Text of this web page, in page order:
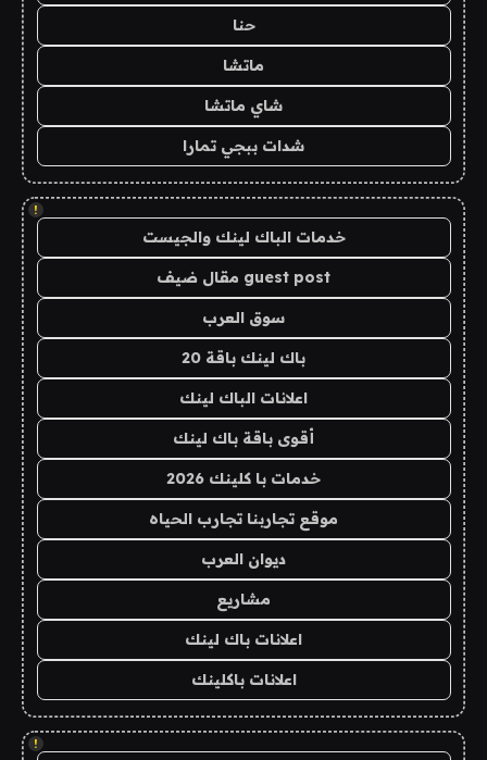
حنا
ماتشا
شاي ماتشا
شدات ببجي تمارا
!
خدمات الباك لينك والجيست
guest post مقال ضيف
سوق العرب
باك لينك باقة 20
اعلانات الباك لينك
أقوى باقة باك لينك
خدمات با كلينك 2026
موقع تجاربنا تجارب الحياه
ديوان العرب
مشاريع
اعلانات باك لينك
اعلانات باكلينك
!